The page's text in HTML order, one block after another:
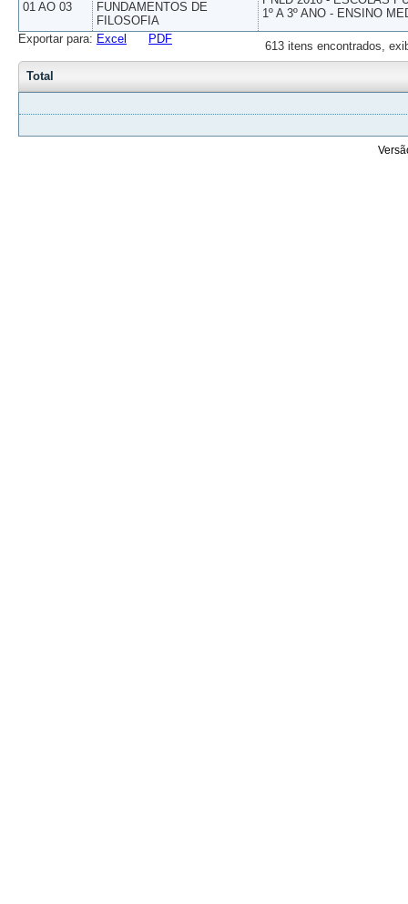
01 AO 03
FUNDAMENTOS DE
FILOSOFIA
1º A 3º ANO - ENSINO
613 itens encontrados,
Exportar para: Excel PDF
Total